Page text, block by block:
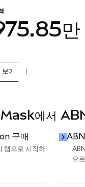
만
기
에서
구매
탭으로 시작하
으